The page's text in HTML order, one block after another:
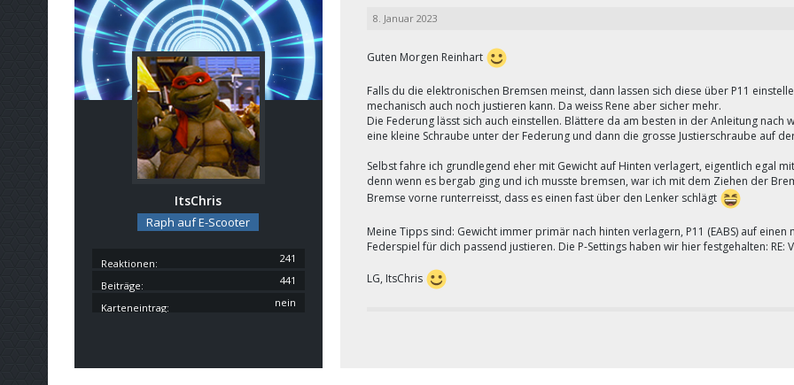
ItsChris
Raph auf E-Scooter
Reaktionen 241
Beiträge 441
Karteneintrag nein
8. Januar 2023
Guten Morgen Reinhart
Falls du die elektronischen Bremsen meinst, dann lassen sich diese über P11
mechanisch auch noch justieren kann. Da weiss Rene aber sicher mehr.
Die Federung lässt sich auch einstellen. Blättere da am besten in der Anleitung nach
eine kleine Schraube unter der Federung und dann die grosse Justierschraube auf
Selbst fahre ich grundlegend eher mit Gewicht auf Hinten verlagert, eigentlich egal
denn wenn es bergab ging und ich musste bremsen, war ich mit dem Ziehen der
Bremse vorne runterreisst, dass es einen fast über den Lenker schlägt
Meine Tipps sind: Gewicht immer primär nach hinten verlagern, P11 (EABS) auf
Federspiel für dich passend justieren. Die P-Settings haben wir hier festgehalten: RE:
LG, ItsChris